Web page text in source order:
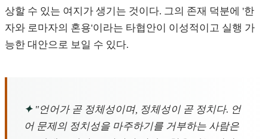
상할 수 있는 여지가 생기는 것이다. 그의 존재 덕분에 '한
자와 로마자의 혼용'이라는 타협안이 이성적이고 실행 가
능한 대안으로 보일 수 있다.
✦"언어가 곧 정체성이며, 정체성이 곧 정치다. 언
어 문제의 정치성을 마주하기를 거부하는 사람은